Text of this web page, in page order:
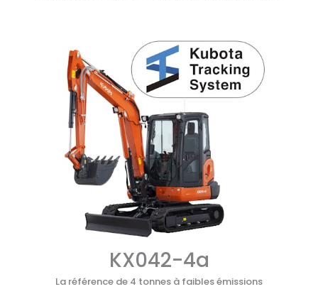
KX042-4a
La référence de 4 tonnes à faibles émissions